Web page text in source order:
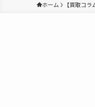
ホーム 【買取コラ